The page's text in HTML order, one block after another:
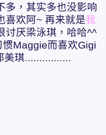
多，其实多也没影响
喜欢阿~ 再来就是我
讨厌梁泳琪，哈哈^^
Maggie而喜欢Gigi
美琪................